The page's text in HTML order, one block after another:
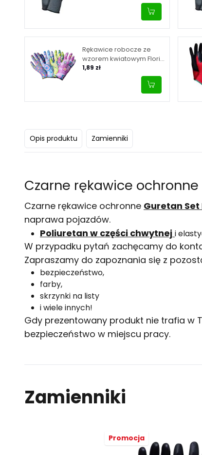
Rękawice robocze ze
wzorem kwiatowym Floris
– w rozmiarze 8
1,89 zł
Opis produktu Zamienniki
Czarne rękawice
Czarne rękawice ochronne Guretan Set
naprawa pojazdów.
Poliuretan w części chwytnej i
W przypadku pytań zachęcamy do
Zapraszamy do zapoznania się z
bezpieczeństwo,
farby,
skrzynki na listy
i wiele innych!
Gdy prezentowany produkt nie trafia w
bezpieczeństwo w miejscu pracy.
Zamienniki
Promocja